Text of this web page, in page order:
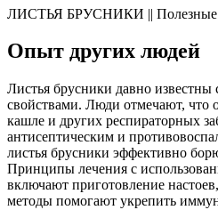
ЛИСТЬЯ БРУСНИКИ || Полезные
Опыт других людей
Листья брусники давно
свойствами. Люди отмечают, что
кашле и других респираторных
антисептическим и
листья брусники эффективно
Принципы лечения с
включают приготовление
методы помогают укрепить